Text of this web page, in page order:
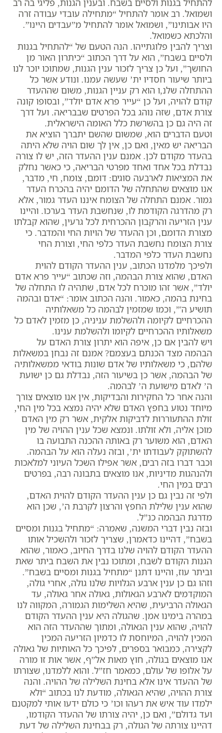
ושמואל. רב אומר להתחיל “מתחילה עובדי עבודה זרה
היו אבותינו”, ושמואל אומר להתחיל מ”עבדים היינו”.
והלכתא כשמואל.
וצריך להבין פלוגתייהו. הנה הטעם של “להתחיל בגנות
ולסיים בשבח”, הוא על דרך הכתוב “כיתרון האור מן
החושך”, ועל כן צריך לזכור ענין הגנות, שמתוכו יוכר לנו
ביותר שיעור חסדיו ית’ שעשה עמנו. ונודע אשר כל
ההתחלה שלנ,ו הוא רק עניין הגנות, משום שההעדר
קודם להויה, ועל כן “עייר פרא אדם יולד”, ובסופו קונה
צורת אדם, שזה נוהג בכל הפרטים שבבריאה. ועל דרך
זה היה גם כן בהשרשת כלל האומה הישראלית.
וטעם הדברים הוא, שמשום שהשם יתברך הוציא את
הבריאה יש מאין, ואם כן, אין לך שום הויה שלא היתה
בהעדר מקודם לכן. אמנם ענין ההעדר הזה, יש לו צורה
נבדלת בכל אחד ואחד מפרטי הבריאה, כי כאשר נחלק
את המציאות לארבעה סוגים: דומם, צומח, חי, מדבר,
אנו מוצאים שהתחלה של הדומם יהיה בהכרח העדר
גמור. אמנם התחלה של הצומח איננו העדר גמור, אלא
רק מהדרגה הקודמת לו, שנחשבת העדר בערכו. והיינו
ענין הזריעה והרקבון ההכרחית לכל גרעין, שהוא קבלתו
מצורת הדומם, וכן ההעדר של הויות החי והמדבר. כי
צורת הצומח נחשבת העדר כלפי החי, וצורת החי
נחשבת העדר כלפי המדבר.
ולפיכך מלמדנו הכתוב, ענין ההעדר הקודם להוית
האדם, שהוא צורת הבהמה, וזה שכתוב “עייר פרא אדם
יולד”, אשר זהו מוכרח לכל אדם, שתהיה לו התחלה של
בחינת בהמה, כאמור. והנה הכתוב אומר: “אדם ובהמה
תושיע ה'”, וכמו שמזמין לבהמה כל משאלותיה
ההכרחיים לקיומה ולהשלמת עניניה, כן מזמין לאדם כל
משאלותיו ההכרחיים לקיומו ולהשלמת ענינו.
ויש להבין אם כן, איפה הוא יתרון צורת האדם על
הבהמה מצד הכנתם בעצמם? אמנם זה נבחן במשאלות
שלהם, כי משאלותיו של אדם שונות בודאי ממשאלותיה
של הבהמה, אשר כן בשיעור הזה, נבדלת גם כן ישועת
ה’ לאדם מישועת ה’ לבהמה.
והנה אחר כל החקירות והבדיקות, אין אנו מוצאים צורך
מיוחד נטוע בחפץ האדם שלא יהיה נמצא בכל מין החי,
זולת ההתעוררות לדביקות אלקית, אשר רק מין האדם
מוכן אליה, ולא זולתו. ונמצא שכל ענין ההויה של מין
האדם, הוא משוער רק באותה ההכנה התבועה בו
להשתוקק לעבודתו ית’, ובזה נעלה הוא על הבהמה.
וכבר דברו בזה רבים, אשר אפילו השכל העיוני למלאכות
ולהנהגות מדיניות, אנו מוצאים בתבונה רבה, בפרטים
רבים במין החי.
ולפי זה נבין גם כן ענין ההעדר הקודם להוית האדם,
שהוא ענין שלילת החפץ והרצון לקרבת ה’, שכן הוא
מדרגת הבהמה כנ”ל.
ובזה נבין דברי המשנה, שאמרה: “מתחיל בגנות ומסיים
בשבח”, דהיינו כדאמרן, שצריך לזכור ולהשכיל אותו
ההעדר הקודם להויה שלנו בדרך החיוב, כאמור, שהוא
הגנות הקודם לשבח, ומתוכו נבין את השבח ביתר שאת
וביתר עוז, והיינו דתנן “מתחיל בגנות ומסיים בשבח”.
וזהו גם כן ענין ארבע הגלויות שלנו גולה, אחרי גולה,
המוקדמים לארבע הגאולות, גאולה אחר גאולה, עד
הגאולה הרביעית, שהיא השלימות הגמורה, המקווה לנו
במהרה בימינו אמן. שהגולה היא ענין ההעדר הקודם
להויה, שהוא ענין הגאולה, ומתוך שההעדר הזה הוא
המכין להויה, המיוחסת לו כדמיון הזריעה המכין
לקצירה, כמבואר בספרים, לפיכך כל האותיות של גאולה
אנו מוצאים בגולה, חוץ מאות אל”ף, אשר אות זו מורה
על אלופו של עולם, כמאמר חז”ל. והוא ללמדנו, שצורתו
של ההעדר אינו אלא בחינת השלילה של ההויה. והנה
צורת ההויה, שהיא הגאולה, מודעת לנו בכתוב “ולא
ילמדו עוד איש את רעהו וכו’ כי כולם ידעו אותי למקטנם
ועד גדולם”, ואם כן, יהיה צורתו של ההעדר הקודמו,
דהיינו צורתה של הגולה, רק בבחינת השלילה של דעת